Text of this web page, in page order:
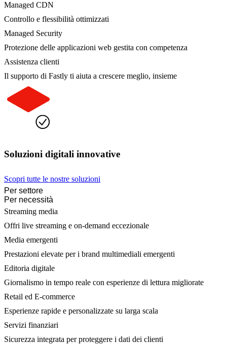
Managed CDN
Controllo e flessibilità ottimizzati
Managed Security
Protezione delle applicazioni web gestita con competenza
Assistenza clienti
Il supporto di Fastly ti aiuta a crescere meglio, insieme
Soluzioni digitali innovative
Scopri tutte le nostre soluzioni
Per settore
Per necessità
Streaming media
Offri live streaming e on-demand eccezionale
Media emergenti
Prestazioni elevate per i brand multimediali emergenti
Editoria digitale
Giornalismo in tempo reale con esperienze di lettura migliorate
Retail ed E-commerce
Esperienze rapide e personalizzate su larga scala
Servizi finanziari
Sicurezza integrata per proteggere i dati dei clienti